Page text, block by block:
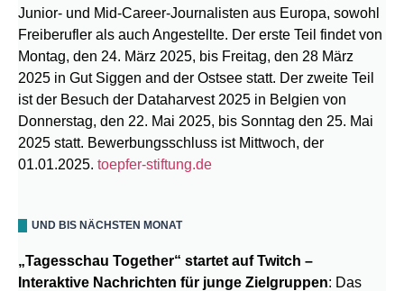
Junior- und Mid-Career-Journalisten aus Europa, sowohl
Freiberufler als auch Angestellte. Der erste Teil findet von
Montag, den 24. März 2025, bis Freitag, den 28 März
2025 in Gut Siggen and der Ostsee statt. Der zweite Teil
ist der Besuch der Dataharvest 2025 in Belgien von
Donnerstag, den 22. Mai 2025, bis Sonntag den 25. Mai
2025 statt. Bewerbungsschluss ist Mittwoch, der
01.01.2025. toepfer-stiftung.de
UND BIS NÄCHSTEN MONAT
„Tagesschau Together“ startet auf Twitch –
Interaktive Nachrichten für junge Zielgruppen: Das